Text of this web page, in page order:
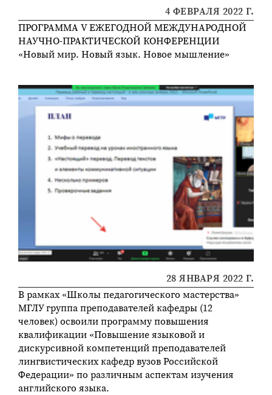
4 ФЕВРАЛЯ 2022 Г.
ПРОГРАММА V ЕЖЕГОДНОЙ МЕЖДУНАРОДНОЙ
НАУЧНО-ПРАКТИЧЕСКОЙ КОНФЕРЕНЦИИ
«Новый мир. Новый язык. Новое мышление»
28 ЯНВАРЯ 2022 Г.
В рамках «Школы педагогического мастерства»
МГЛУ группа преподавателей кафедры (12
человек) освоили программу повышения
квалификации «Повышение языковой и
дискурсивной компетенций преподавателей
лингвистических кафедр вузов Российской
Федерации» по различным аспектам изучения
английского языка.